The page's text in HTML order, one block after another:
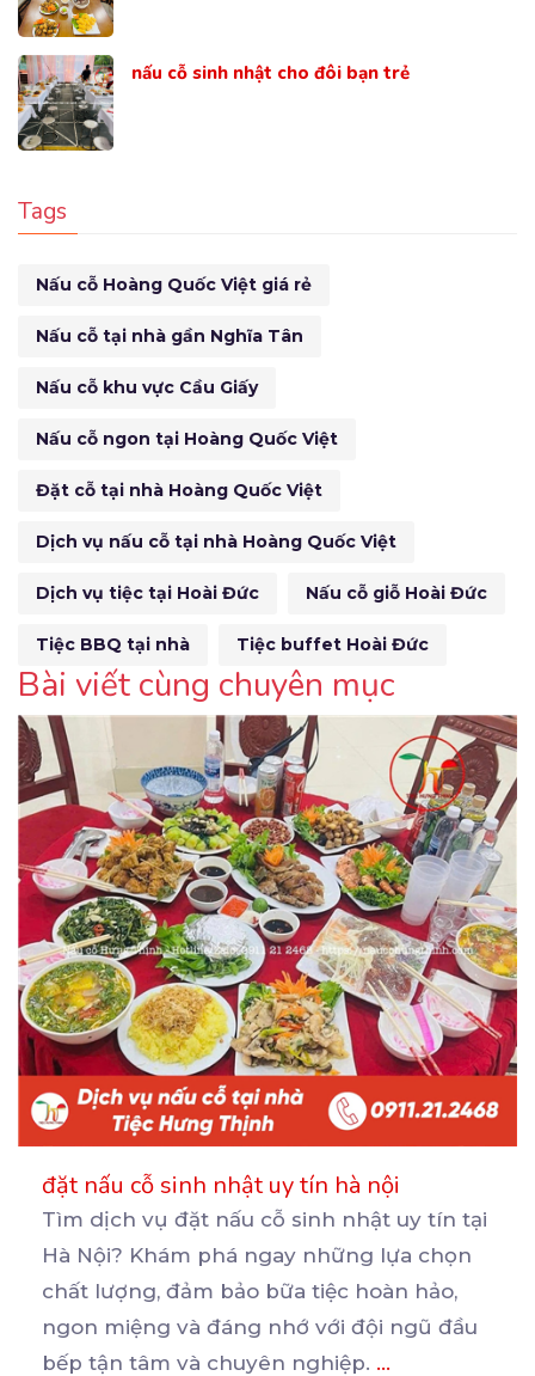
nấu cỗ sinh nhật cho đôi bạn trẻ
Tags
Nấu cỗ Hoàng Quốc Việt giá rẻ
Nấu cỗ tại nhà gần Nghĩa Tân
Nấu cỗ khu vực Cầu Giấy
Nấu cỗ ngon tại Hoàng Quốc Việt
Đặt cỗ tại nhà Hoàng Quốc Việt
Dịch vụ nấu cỗ tại nhà Hoàng Quốc Việt
Dịch vụ tiệc tại Hoài Đức Nấu cỗ giỗ Hoài Đức
Tiệc BBQ tại nhà Tiệc buffet Hoài Đức
Bài viết cùng chuyên mục
đặt nấu cỗ sinh nhật uy tín hà nội
Tìm dịch vụ đặt nấu cỗ sinh nhật uy tín tại
Hà Nội? Khám phá ngay những lựa chọn
chất lượng, đảm bảo bữa tiệc hoàn hảo,
ngon miệng và đáng nhớ với đội ngũ đầu
bếp tận tâm và chuyên nghiệp. ...